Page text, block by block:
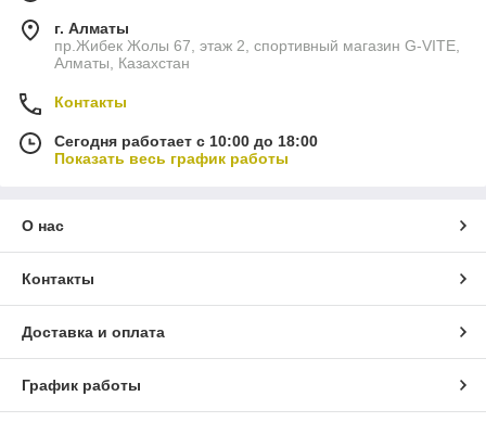
г. Алматы
пр.Жибек Жолы 67, этаж 2, спортивный магазин G-VITE,
Алматы, Казахстан
Контакты
Сегодня работает с 10:00 до 18:00
Показать весь график работы
О нас
Контакты
Доставка и оплата
График работы